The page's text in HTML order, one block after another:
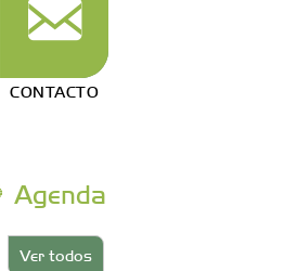
CONTACTO
Agenda
Ver todos